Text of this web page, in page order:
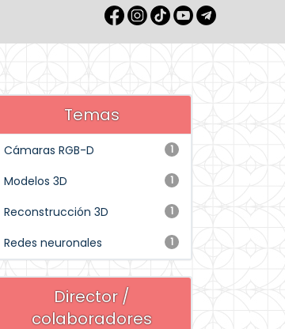
Temas
1
Cámaras RGB-D
1
Modelos 3D
1
Reconstrucción 3D
1
Redes neuronales
Director /
colaboradores